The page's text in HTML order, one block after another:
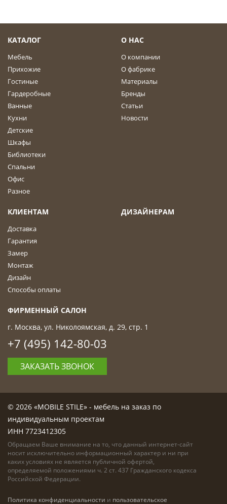
КАТАЛОГ
Мебель
Прихожие
Гостиные
Гардеробные
Ванные
Кухни
Детские
Шкафы
Библиотеки
Спальни
Офис
Разное
О НАС
О компании
О фабрике
Материалы
Бренды
Статьи
Новости
КЛИЕНТАМ
Доставка
Гарантия
Замер
Монтаж
Дизайн
Способы оплаты
ДИЗАЙНЕРАМ
ФИРМЕННЫЙ САЛОН
г. Москва, ул. Николоямская, д. 29, стр. 1
+7 (495) 142-80-03
ЗАКАЗАТЬ ЗВОНОК
© 2026 «MOBILE STILE» - мебель на заказ по
индивидуальным проектам
ИНН 7723412305
Обращаем Ваше внимание на то, что данный интернет-сайт
носит исключительно информационный характер и ни при
каких условиях не является публичной офертой,
определяемой положениями ч. 2 ст. 437 Гражданского кодекса
Российской Федерации.
Политика конфиденциальности и пользовательское